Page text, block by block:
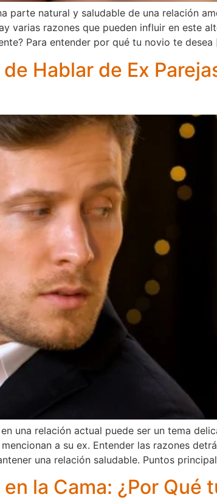
parte natural y saludable de una relación
varias razones que pueden influir en este
Para entender por qué tu novio te
Hablar de Ex
una relación actual puede ser un tema
a su ex. Entender las razones
una relación saludable. Puntos
la Cama: ¿Por Qué